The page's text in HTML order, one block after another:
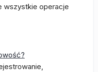
wszystkie operacje